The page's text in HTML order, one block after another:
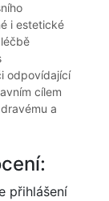
i estetické
odpovídající
cílem
a
přihlášení